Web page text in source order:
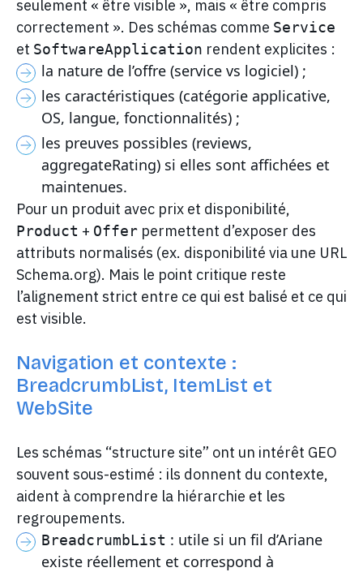
seulement « être visible », mais « être compris
correctement ». Des schémas comme Service
et SoftwareApplication rendent explicites :
la nature de l’offre (service vs logiciel) ;
les caractéristiques (catégorie applicative,
OS, langue, fonctionnalités) ;
les preuves possibles (reviews,
aggregateRating) si elles sont affichées et
maintenues.
Pour un produit avec prix et disponibilité,
Product + Offerpermettent d’exposer des
attributs normalisés (ex. disponibilité via une URL
Schema.org). Mais le point critique reste
l’alignement strict entre ce qui est balisé et ce qui
est visible.
Navigation et contexte :
BreadcrumbList, ItemList et
WebSite
Les schémas “structure site” ont un intérêt GEO
souvent sous-estimé : ils donnent du contexte,
aident à comprendre la hiérarchie et les
regroupements.
BreadcrumbList : utile si un fil d’Ariane
existe réellement et correspond à